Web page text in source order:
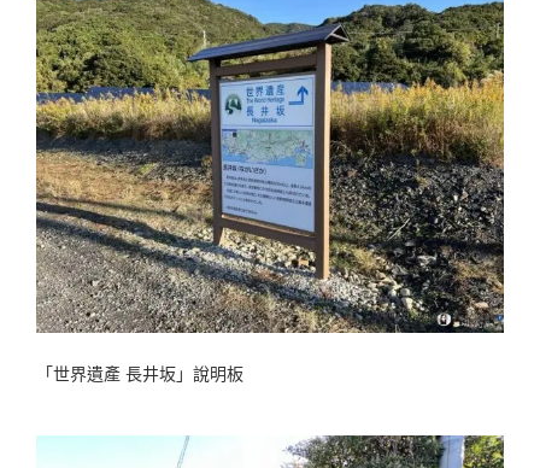
「世界遺產 長井坂」說明板